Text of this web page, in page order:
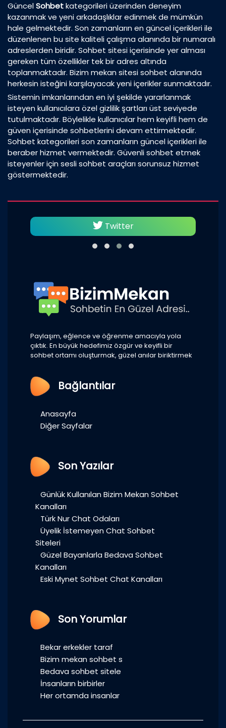
GüncelSohbetkategorileri üzerinden deneyim
kazanmak ve yeni arkadaşlıklar edinmek de mümkün
hale gelmektedir. Son zamanların en güncel içerikleri ile
düzenlenen bu site kaliteli çalışma alanında bir numaralı
adreslerden biridir. Sohbet sitesi içerisinde yer alması
gereken tüm özellikler tek bir adres altında
toplanmaktadır. Bizim mekan sitesi sohbet alanında
herkesin isteğini karşılayacak yeni içerikler sunmaktadır.
Sistemin imkanlarından en iyi şekilde yararlanmak
isteyen kullanıcılara özel gizlilik şartları üst seviyede
tutulmaktadır. Böylelikle kullanıcılar hem keyifli hem de
güven içerisinde sohbetlerini devam ettirmektedir.
Sohbet kategorileri son zamanların güncel içerikleri ile
beraber hizmet vermektedir. Güvenli sohbet etmek
isteyenler için sesli sohbet araçları sorunsuz hizmet
göstermektedir.
Twitter
Paylaşım, eğlence ve öğrenme amacıyla yola
çıktık. En büyük hedefimiz özgür ve keyifli bir
sohbet ortamı oluşturmak, güzel anılar biriktirmek
Bağlantılar
Anasayfa
Diğer Sayfalar
Son Yazılar
Günlük Kullanılan Bizim Mekan Sohbet
Kanalları
Türk Nur Chat Odaları
Üyelik İstemeyen Chat Sohbet
Siteleri
Güzel Bayanlarla Bedava Sohbet
Kanalları
Eski Mynet Sohbet Chat Kanalları
Son Yorumlar
Bekar erkekler taraf
Bizim mekan sohbet s
Bedava sohbet sitele
İnsanların birbirler
Her ortamda insanlar